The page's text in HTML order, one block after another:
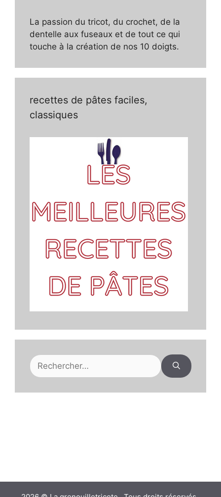
La passion du tricot, du crochet, de la
dentelle aux fuseaux et de tout ce qui
touche à la création de nos 10 doigts.
recettes de pâtes faciles,
classiques
Rechercher :